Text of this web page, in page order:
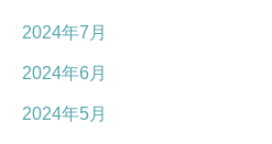
2024年7月
2024年6月
2024年5月